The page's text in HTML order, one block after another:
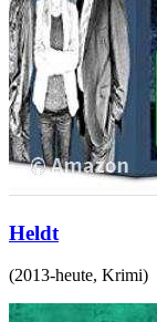
Heldt
(2013-heute, Krimi)